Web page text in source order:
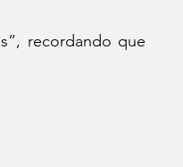
recordando que